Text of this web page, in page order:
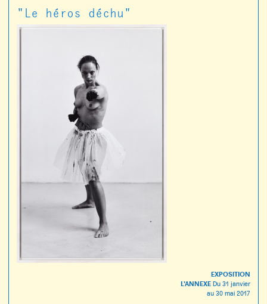
"Le héros déchu"
EXPOSITION
L'ANNEXE Du 31 janvier
au 30 mai 2017